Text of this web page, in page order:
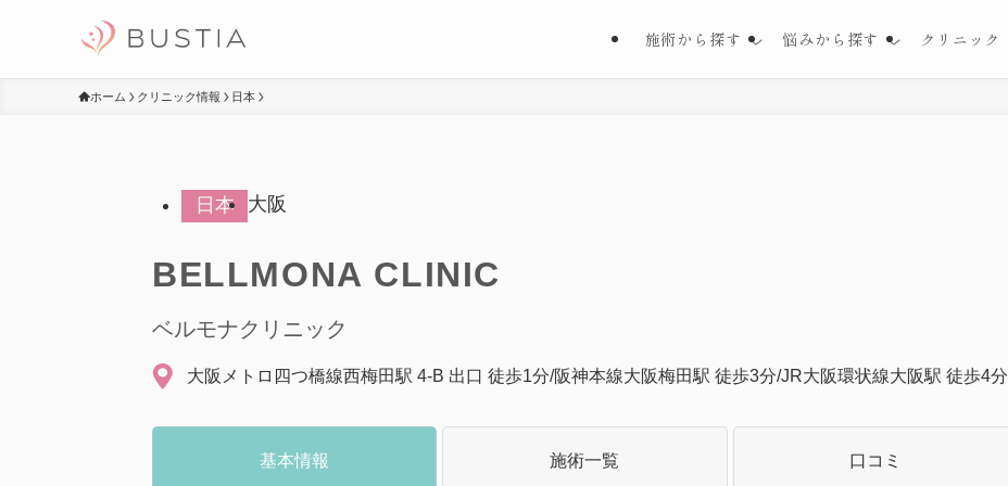
施術から探す 悩みから探す クリニック
ホーム クリニック情報 日本
日本 大阪
BELLMONA CLINIC
ベルモナクリニック
大阪メトロ四つ橋線西梅田駅 4-B 出口 徒歩1分/阪神本線大阪梅田駅 徒歩3分/JR大阪環状線大阪駅 徒歩4分
基本情報 施術一覧 口コミ